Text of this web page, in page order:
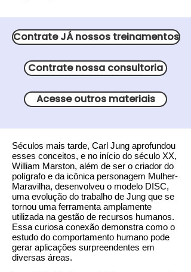
Contrate JÁ nossos treinamentos
Contrate nossa consultoria
Acesse outros materiais
Séculos mais tarde, Carl Jung aprofundou
esses conceitos, e no início do século XX,
William Marston, além de ser o criador do
polígrafo e da icônica personagem Mulher-
Maravilha, desenvolveu o modelo DISC,
uma evolução do trabalho de Jung que se
tornou uma ferramenta amplamente
utilizada na gestão de recursos humanos.
Essa curiosa conexão demonstra como o
estudo do comportamento humano pode
gerar aplicações surpreendentes em
diversas áreas.